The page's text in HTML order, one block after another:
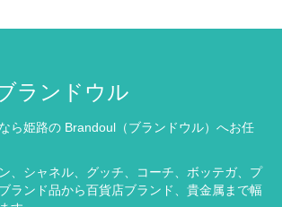
ランドウル
ら姫路の Brandoul（ブランドウル）へお任
、シャネル、グッチ、コーチ、ボッテガ、プ
ランド品から百貨店ブランド、貴金属まで幅